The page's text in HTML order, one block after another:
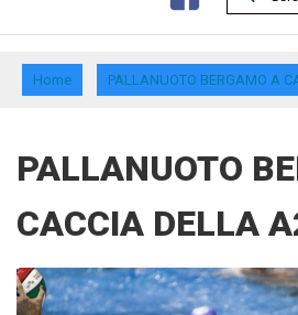
Home PALLANUOTO BERGAMO A
PALLANUOTO
CACCIA DELLA